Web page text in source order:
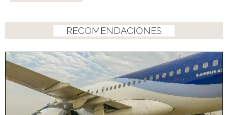
RECOMENDACIONES